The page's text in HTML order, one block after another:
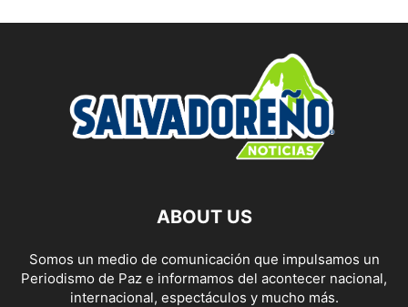
ABOUT US
Somos un medio de comunicación que impulsamos un
Periodismo de Paz e informamos del acontecer nacional,
internacional, espectáculos y mucho más.